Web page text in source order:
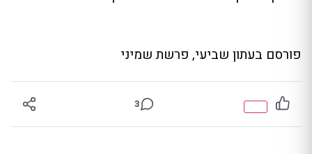
פורסם בעתון שביעי, פרשת שמיני
3